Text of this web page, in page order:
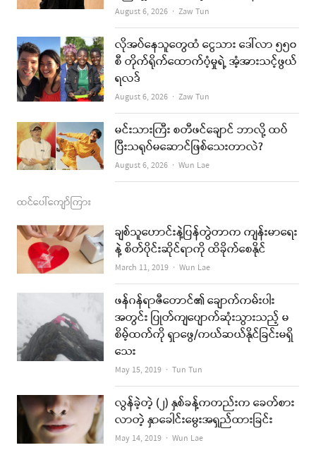
k
a
m
e
August 6, 2026 Author
Zaw Tun
လိုအပ်နေသူတွေထံ ငွေသား ဒေါ်လာ ၅၅၀
စီ တိုက်ရိုက်ထောက်ပံ့မှုရဲ့ အံ့အားသင့်ဖွယ်
ရလဒ်
August 6, 2026 Author
Zaw Tun
မင်းသားကြီး စတီဖင်ချောင် ဘာလို့ ထပ်
ပြီးသရုပ်မဆောင်ဖြစ်သေးတာလဲ?
August 6, 2026 Author
Wun Lae
ထင်ပေါ်ကျော်ကြား
ချစ်သူဟောင်းနဲ့ပြန်တွဲတာက ကျန်းမာရေး
နဲ့ စိတ်ပိုင်းဆိုင်ရာကို ထိခိုက်စေနိုင်
March 11, 2019 Author
Wun Lae
ဖန်ဂန်ရာဇီတောင်၏ ချောက်ကမ်းပါး
အတွင်း ပြုတ်ကျပျောက်ဆုံးသွားသည့် မ
စိမ့်ထက်ကို ရှာဖွေ/ကယ်ဆယ်နိုင်ခြင်းမရှိ
သေး
May 15, 2019 Author
Tun Tun
လွန်ခဲ့တဲ့ (၂) နှစ်ခန့်ကတည်းက ခေတ်စား
လာတဲ့ နှာခေါင်းမွေးအရှည်ထားခြင်း
May 14, 2019 Author
Wun Lae